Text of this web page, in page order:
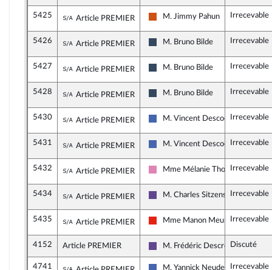
5425 Sous-amendement de l'amendement n°3952
Article PREMIER Démocrate (MoDem et
M. Jimmy Pahun Irrecevable
5426 Sous-amendement de l'amendement n°3952
Article PREMIER Rassemblement National
M. Bruno Bilde Irrecevable
5427 Sous-amendement de l'amendement n°3952
Article PREMIER Rassemblement National
M. Bruno Bilde Irrecevable
5428 Sous-amendement de l'amendement n°3952
Article PREMIER Rassemblement National
M. Bruno Bilde Irrecevable
5430 Sous-amendement de l'amendement n°3952
Article PREMIER Les Républicains
M. Vincent DescoeurIrrecevable
5431 Sous-amendement de l'amendement n°3952
Article PREMIER Les Républicains
M. Vincent DescoeurIrrecevable
5432 Sous-amendement de l'amendement n°3952
Article PREMIER Socialistes et apparentés
Mme Mélanie ThominIrrecevable
5434 Sous-amendement de l'amendement n°3952
Article PREMIER Renaissance
M. Charles SitzenstuhlIrrecevable
5435 Sous-amendement de l'amendement n°3952
Article PREMIER La France insoumise - Nouvelle
Mme Manon MeunierIrrecevable
4152 Article PREMIER
Renaissance
M. Frédéric DescrozailleDiscuté
4741 M. Yannick Neuder Irrecevable